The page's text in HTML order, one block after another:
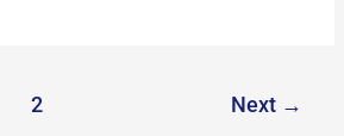
2 Next →